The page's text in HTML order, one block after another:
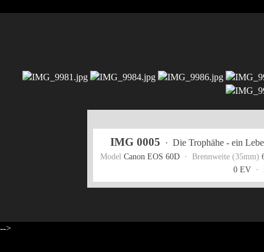
IMG 0005 · Die Trophähe - ein
Model Canon EOS 60D · Brennweite (35mm)
0 EV ·
-->